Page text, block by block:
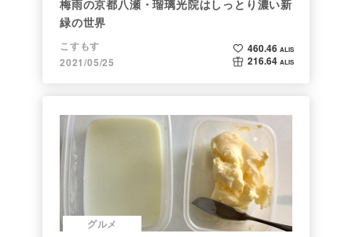
梅雨の京都八瀬・瑠璃光院はしっとり濃い新
緑の世界
こすもす
2021/05/25
460.46 ALIS
216.64 ALIS
グルメ